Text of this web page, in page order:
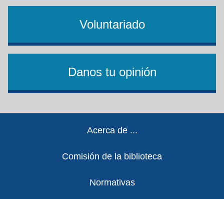
Voluntariado
Danos tu opinión
Acerca de ...
Comisión de la biblioteca
Normativas